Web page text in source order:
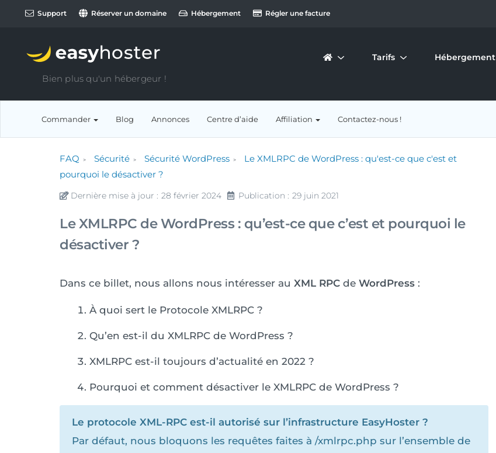
Support Réserver un domaine Hébergement Régler une facture
Bien plus qu'un hébergeur !
Tarifs Hébergement
Commander Blog Annonces Centre d’aide Affiliation Contactez-nous !
FAQ Sécurité Sécurité WordPress
Le XMLRPC de WordPress : qu'est-ce que c'est et
pourquoi le désactiver ?
Dernière mise à jour : 28 février 2024 Publication : 29 juin 2021
Le XMLRPC de WordPress : qu’est-ce que c’est et pourquoi le
désactiver ?
Dans ce billet, nous allons nous intéresser au XML RPC de WordPress :
À quoi sert le Protocole XMLRPC ?
Qu’en est-il du XMLRPC de WordPress ?
XMLRPC est-il toujours d’actualité en 2022 ?
Pourquoi et comment désactiver le XMLRPC de WordPress ?
Le protocole XML-RPC est-il autorisé sur l’infrastructure EasyHoster ?
Par défaut, nous bloquons les requêtes faites à /xmlrpc.php sur l’ensemble de